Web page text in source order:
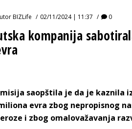
BIZLife 02/11/2024 | 11:37 0
kompanija
saopštila je da je kaznila
evra zbog nepropisnog
i zbog omalovažavanja